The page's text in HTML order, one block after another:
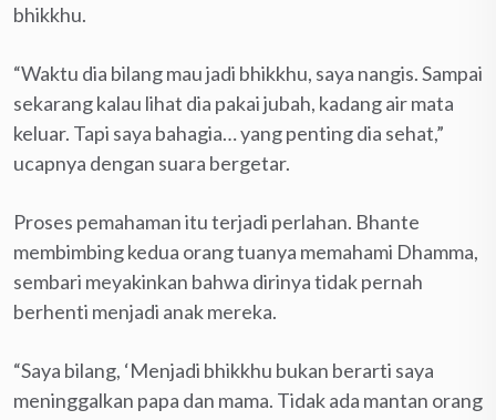
bhikkhu.
“Waktu dia bilang mau jadi bhikkhu, saya nangis. Sampai
sekarang kalau lihat dia pakai jubah, kadang air mata
keluar. Tapi saya bahagia… yang penting dia sehat,”
ucapnya dengan suara bergetar.
Proses pemahaman itu terjadi perlahan. Bhante
membimbing kedua orang tuanya memahami Dhamma,
sembari meyakinkan bahwa dirinya tidak pernah
berhenti menjadi anak mereka.
“Saya bilang, ‘Menjadi bhikkhu bukan berarti saya
meninggalkan papa dan mama. Tidak ada mantan orang